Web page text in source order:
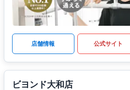
店舗情報 公式サイト
ビヨンド大和店